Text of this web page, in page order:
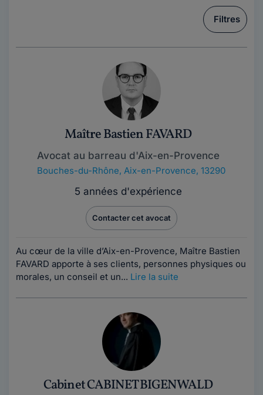
Filtres
Maître Bastien FAVARD
Avocat au barreau d'Aix-en-Provence
Bouches-du-Rhône, Aix-en-Provence, 13290
5 années d'expérience
Contacter cet avocat
Au cœur de la ville d’Aix-en-Provence, Maître Bastien
FAVARD apporte à ses clients, personnes physiques ou
morales, un conseil et un... Lire la suite
Cabinet CABINET BIGENWALD